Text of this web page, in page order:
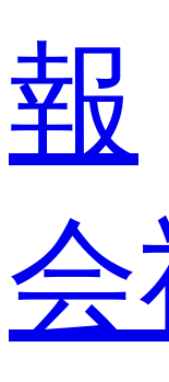
報
会